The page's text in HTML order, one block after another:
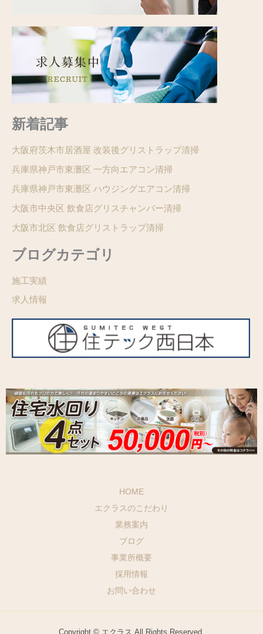
新着記事
大阪府茨木市居酒屋 改装後グリストラップ清掃
兵庫県神戸市東灘区 一方向エアコン清掃
兵庫県神戸市東灘区 ハウジングエアコン清掃
大阪市中央区 飲食店グリスチャンバー清掃
大阪市北区 飲食店グリストラップ清掃
ブログカテゴリ
施工実績
求人情報
HOME
エクラスのこだわり
業務案内
ブログ
事業所概要
採用情報
お問い合わせ
Copyright © エクラス All Rights Reserved.